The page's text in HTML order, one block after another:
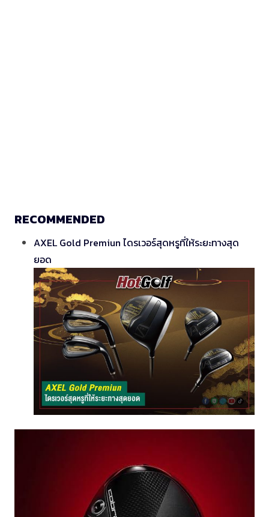
RECOMMENDED
AXEL Gold Premiun ไดรเวอร์สุดหรูที่ให้ระยะทางสุด
ยอด